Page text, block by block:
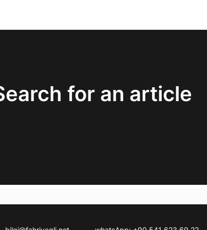
for an article